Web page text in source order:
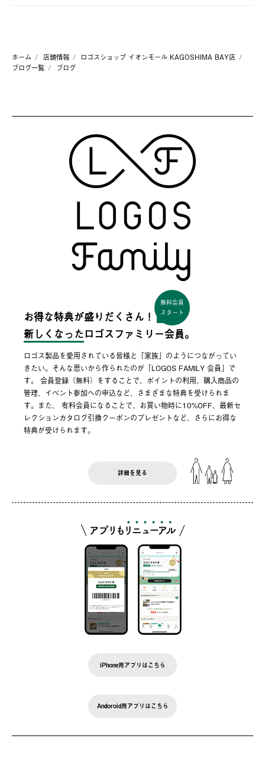
ホーム 店舗情報
ロゴスショップ イオンモール KAGOSHIMA BAY店
ブログ一覧
ブログ
お得な特典が盛りだくさん！
無料会員
スタート
新しくなった ロゴスファミリー会員。
ロゴス製品を愛用されている皆様と「家族」のようにつながってい
きたい。そんな思いから作られたのが「LOGOS FAMILY 会員」で
す。 会員登録（無料）をすることで、ポイントの利用、購入商品の
管理、イベント参加への申込など、さまざまな特典を受けられま
す。また、 有料会員になることで、お買い物時に10%OFF、最新セ
レクションカタログ引換クーポンのプレゼントなど、さらにお得な
特典が受けられます。
詳細を見る
iPhone用アプリはこちら
Andoroid用アプリはこちら